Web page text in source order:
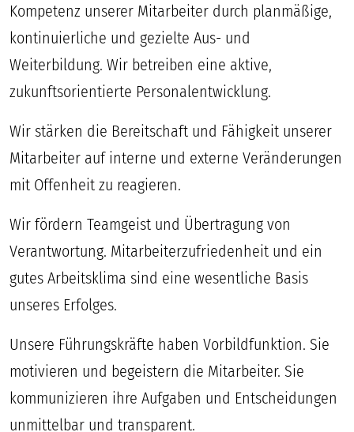
Kompetenz unserer Mitarbeiter durch planmäßige,
kontinuierliche und gezielte Aus- und
Weiterbildung. Wir betreiben eine aktive,
zukunftsorientierte Personalentwicklung.
Wir stärken die Bereitschaft und Fähigkeit unserer
Mitarbeiter auf interne und externe Veränderungen
mit Offenheit zu reagieren.
Wir fördern Teamgeist und Übertragung von
Verantwortung. Mitarbeiterzufriedenheit und ein
gutes Arbeitsklima sind eine wesentliche Basis
unseres Erfolges.
Unsere Führungskräfte haben Vorbildfunktion. Sie
motivieren und begeistern die Mitarbeiter. Sie
kommunizieren ihre Aufgaben und Entscheidungen
unmittelbar und transparent.